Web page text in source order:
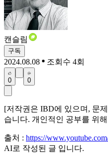
캔슬림
구독
2024.08.08 조회수 4회
0 0
[저작권은 IBD에 있으며, 문
습니다. 개인적인 공부를 위
출처 : https://
AI로 작성된 글 입니다.